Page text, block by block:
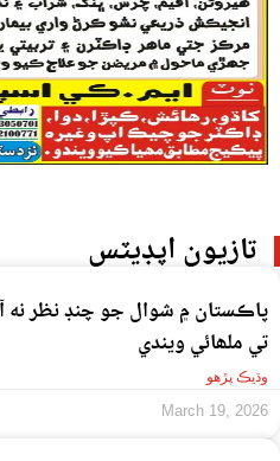
تازيون اپڊيٽس
تي ملھائي ويندي
وڌيڪ پڙهو
March 19, 2026